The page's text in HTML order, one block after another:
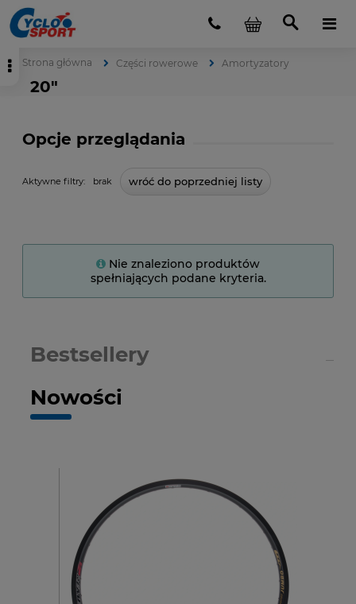
Strona główna Części rowerowe Amortyzatory
20"
Opcje przeglądania
Aktywne filtry: brak wróć do poprzedniej listy
Nie znaleziono produktów
spełniających podane kryteria.
Nowości
Bestsellery